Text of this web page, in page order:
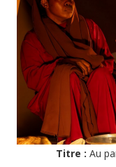
Titre : Au